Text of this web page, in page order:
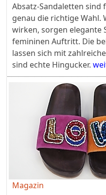
Absatz-Sandaletten sind
genau die richtige Wahl.
wirken, sorgen elegante
femininen Auftritt. Die
lassen sich mit
sind echte Hingucker.
Magazin